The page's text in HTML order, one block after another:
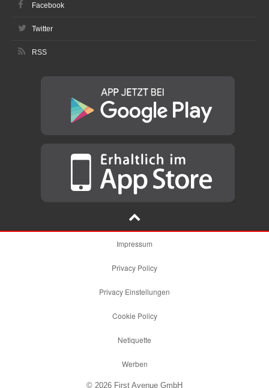
Facebook
Twitter
RSS
Impressum
Privacy Policy
Privacy Einstellungen
Cookie Policy
Netiquette
Werben
© 2026 First Avenue GmbH